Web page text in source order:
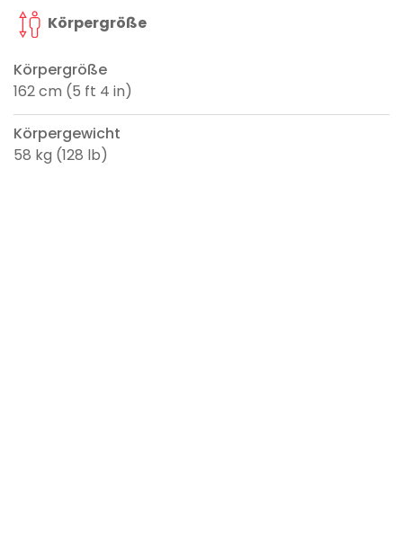
Körpergröße
Körpergröße
162 cm (5 ft 4 in)
Körpergewicht
58 kg (128 lb)